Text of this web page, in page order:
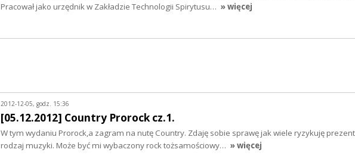
Pracował jako urzędnik w Zakładzie Technologii Spirytusu… » więcej
2012-12-05, godz. 15:36
[05.12.2012] Country Prorock cz.1.
W tym wydaniu Prorock,a zagram na nutę Country. Zdaję sobie sprawę jak wiele ryzykuję
rodzaj muzyki. Może być mi wybaczony rock tożsamościowy… » więcej